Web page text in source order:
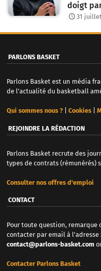
doigt
31
PARLONS BASKET
Parlons Basket est un média
de l'actualité du basketball
Qui sommes nous ?| Cookies|
REJOINDRE LA RÉDACTION
Parlons Basket recrute des
types de contrats (rémunérés)
Consulter nos offres d'emploi
CONTACT
Pour toute question, remarque
contacter par email à l'adresse
contact@parlons-basket.com
Contacter Parlons Basket